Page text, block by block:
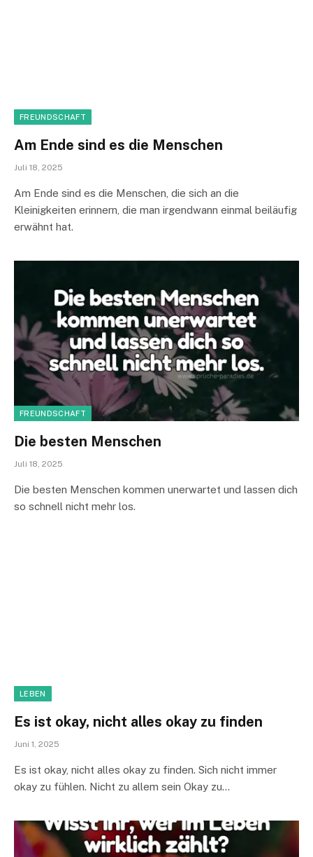
FREUNDSCHAFT
Am Ende sind es die Menschen
Juli 18, 2025
Am Ende sind es die Menschen, die sich an die
Kleinigkeiten erinnern, die man irgendwann einmal beiläufig
erwähnt hat.
FREUNDSCHAFT
Die besten Menschen
Juli 18, 2025
Die besten Menschen kommen unerwartet und lassen dich
so schnell nicht mehr los.
LEBEN
Es ist okay, nicht alles okay zu finden
Juni 1, 2025
Es ist okay, nicht alles okay zu finden. Sich nicht immer
okay zu fühlen. Nicht zu allem sein Okay zu…